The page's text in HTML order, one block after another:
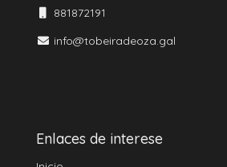
881872191
info@tobeiradeoza.gal
Enlaces de interese